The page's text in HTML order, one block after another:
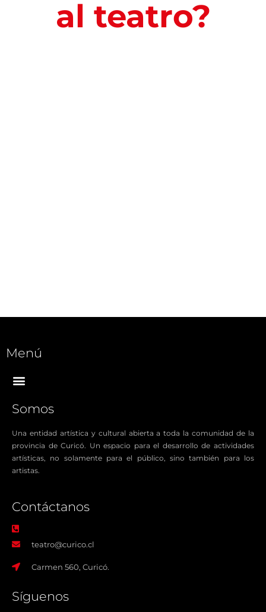
al teatro?
Menú
Somos
Una entidad artística y cultural abierta a toda la comunidad de la
provincia de Curicó. Un espacio para el desarrollo de actividades
artísticas, no solamente para el público, sino también para los
artistas.
Contáctanos​
teatro@curico.cl
Carmen 560, Curicó.
Síguenos